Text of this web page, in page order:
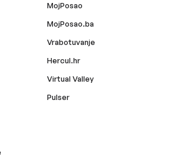
MojPosao
MojPosao.ba
Vrabotuvanje
Hercul.hr
Virtual Valley
Pulser